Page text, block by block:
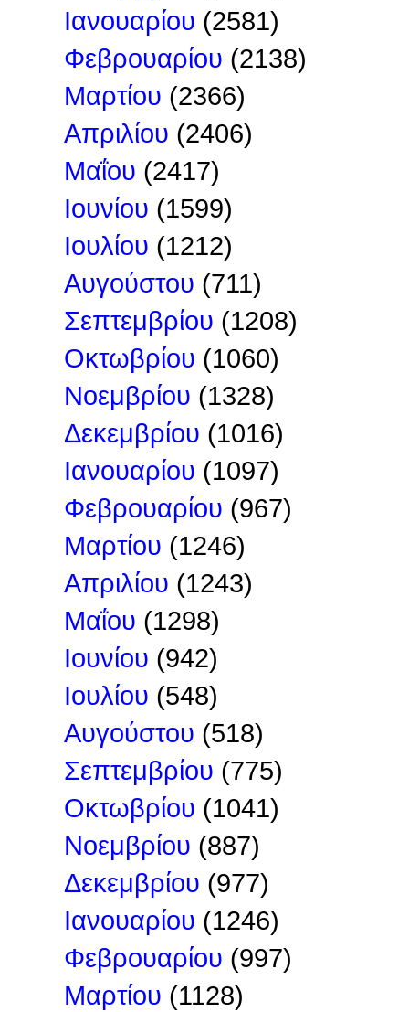
Ιανουαρίου (2581)
Φεβρουαρίου (2138)
Μαρτίου (2366)
Απριλίου (2406)
Μαΐου (2417)
Ιουνίου (1599)
Ιουλίου (1212)
Αυγούστου (711)
Σεπτεμβρίου (1208)
Οκτωβρίου (1060)
Νοεμβρίου (1328)
Δεκεμβρίου (1016)
Ιανουαρίου (1097)
Φεβρουαρίου (967)
Μαρτίου (1246)
Απριλίου (1243)
Μαΐου (1298)
Ιουνίου (942)
Ιουλίου (548)
Αυγούστου (518)
Σεπτεμβρίου (775)
Οκτωβρίου (1041)
Νοεμβρίου (887)
Δεκεμβρίου (977)
Ιανουαρίου (1246)
Φεβρουαρίου (997)
Μαρτίου (1128)